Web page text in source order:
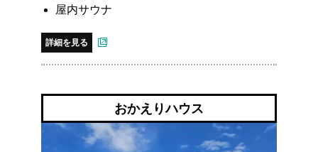
屋内サウナ
詳細を見る
おかえりハウス